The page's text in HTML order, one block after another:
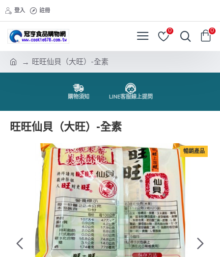
登入 註冊
0 0
旺旺仙貝（大旺）-全素
購物須知 LINE客服線上提問
旺旺仙貝（大旺）-全素
暢銷產品